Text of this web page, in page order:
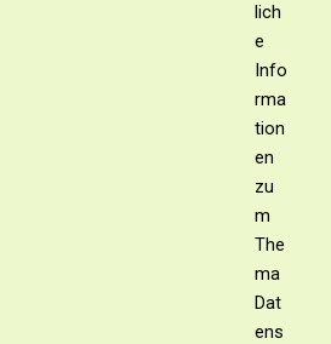
lich
e
Info
rma
tion
en
zu
m
The
ma
Dat
ens